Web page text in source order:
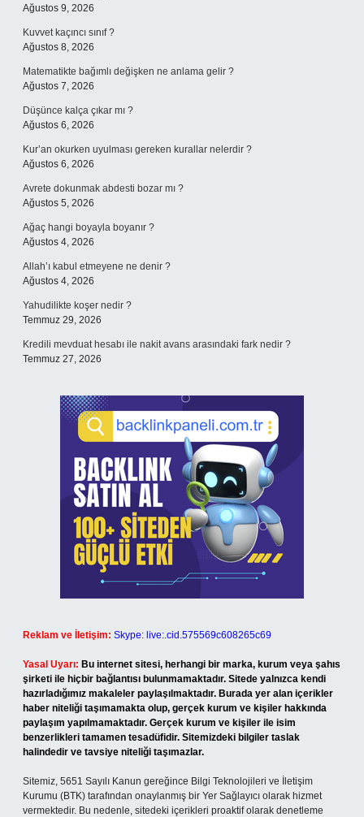
Ağustos 9, 2026
Kuvvet kaçıncı sınıf ?
Ağustos 8, 2026
Matematikte bağımlı değişken ne anlama gelir ?
Ağustos 7, 2026
Düşünce kalça çıkar mı ?
Ağustos 6, 2026
Kur’an okurken uyulması gereken kurallar nelerdir ?
Ağustos 6, 2026
Avrete dokunmak abdesti bozar mı ?
Ağustos 5, 2026
Ağaç hangi boyayla boyanır ?
Ağustos 4, 2026
Allah’ı kabul etmeyene ne denir ?
Ağustos 4, 2026
Yahudilikte koşer nedir ?
Temmuz 29, 2026
Kredili mevduat hesabı ile nakit avans arasındaki fark nedir ?
Temmuz 27, 2026
Reklam ve İletişim: Skype: live:.cid.575569c608265c69
Yasal Uyarı: Bu internet sitesi, herhangi bir marka, kurum veya şahıs
şirketi ile hiçbir bağlantısı bulunmamaktadır. Sitede yalnızca kendi
hazırladığımız makaleler paylaşılmaktadır. Burada yer alan içerikler
haber niteliği taşımamakta olup, gerçek kurum ve kişiler hakkında
paylaşım yapılmamaktadır. Gerçek kurum ve kişiler ile isim
benzerlikleri tamamen tesadüfidir. Sitemizdeki bilgiler taslak
halindedir ve tavsiye niteliği taşımazlar.
Sitemiz, 5651 Sayılı Kanun gereğince Bilgi Teknolojileri ve İletişim
Kurumu (BTK) tarafından onaylanmış bir Yer Sağlayıcı olarak hizmet
vermektedir. Bu nedenle, sitedeki içerikleri proaktif olarak denetleme